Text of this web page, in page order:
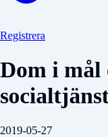
Registrera
Dom i mål
2019-05-27